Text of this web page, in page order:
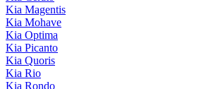
Kia Magentis
Kia Mohave
Kia Optima
Kia Picanto
Kia Quoris
Kia Rio
Kia Rondo